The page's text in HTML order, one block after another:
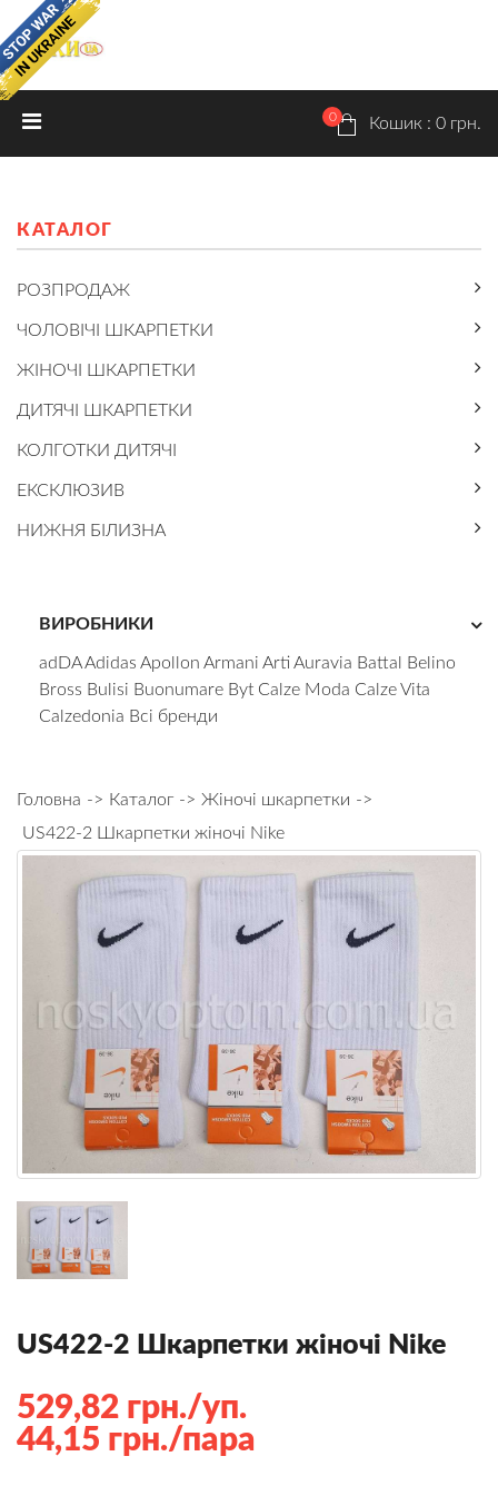
ГОЛОВНА
ON SALE!
ПРАЙС
ДОСТАВКА ТА ОПЛАТА
0 Кошик : 0 грн.
КАТАЛОГ
РОЗПРОДАЖ
ЧОЛОВІЧІ ШКАРПЕТКИ
ЖІНОЧІ ШКАРПЕТКИ
ДИТЯЧІ ШКАРПЕТКИ
КОЛГОТКИ ДИТЯЧІ
ЕКСКЛЮЗИВ
НИЖНЯ БІЛИЗНА
ВИРОБНИКИ
adDAAdidas Apollon Armani ArtiAuravia Battal
Belino
Bross Bulisi Buonumare Byt Calze Moda Calze Vita
Calzedonia Всі бренди
Головна Каталог
Жіночі шкарпетки
US422-2 Шкарпетки жіночі Nike
US422-2 Шкарпетки жіночі Nike
529,82 грн./уп.
44,15 грн./пара